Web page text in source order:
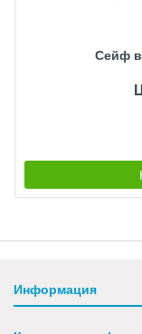
Сейф
Информация